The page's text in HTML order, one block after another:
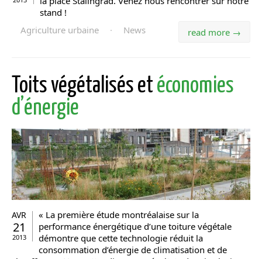
stand !
read more →
Agriculture urbaine · News
Toits végétalisés et économies
d’énergie
AVR
21
2013
« La première étude montréalaise sur la
performance énergétique d’une toiture végétale
démontre que cette technologie réduit la
consommation d’énergie de climatisation et de